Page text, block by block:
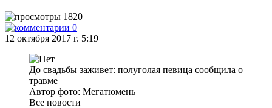
1820
0
12 октября 2017 г. 5:19
До свадьбы заживет: полуголая певица сообщила о
травме
Автор фото: Мегатюмень
Все новости